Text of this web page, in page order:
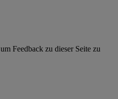
um Feedback zu dieser Seite zu